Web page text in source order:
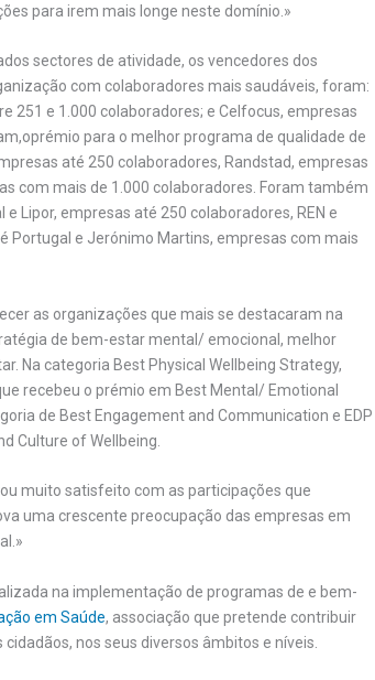
para irem mais longe neste domínio.»
sectores de atividade, os vencedores dos
com colaboradores mais saudáveis, foram:
251 e 1.000 colaboradores; e Celfocus, empresas
para o melhor programa de qualidade de
até 250 colaboradores, Randstad, empresas
com mais de 1.000 colaboradores. Foram também
Lipor, empresas até 250 colaboradores, REN e
Portugal e Jerónimo Martins, empresas com mais
as organizações que mais se destacaram na
de bem-estar mental/ emocional, melhor
Na categoria Best Physical Wellbeing Strategy,
recebeu o prémio em Best Mental/ Emotional
de Best Engagement and Communication e EDP
Culture of Wellbeing.
muito satisfeito com as participações que
uma crescente preocupação das empresas em
na implementação de programas de e bem-
em Saúde, associação que pretende contribuir
nos seus diversos âmbitos e níveis.